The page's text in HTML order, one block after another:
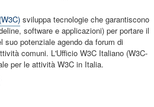
sviluppa tecnologie che garantiscono
software e applicazioni) per portare il
suo potenziale agendo da forum di
comuni. L'Ufficio W3C Italiano (W3C-
per le attività W3C in Italia.